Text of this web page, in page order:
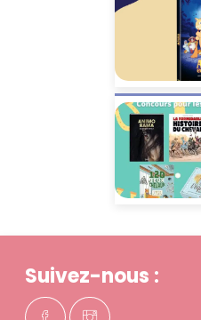
Suivez-nous :